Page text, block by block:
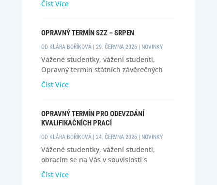
důvodu čerpání dovolené. V případě
na adrese kborik@ff.zcu.cz. S pozdravem
Číst Více
OPRAVNÝ TERMÍN SZZ – SRPEN
OD KLÁRA BOŘÍKOVÁ| 29. ČERVNA 2026| NOVINKY
Vážené studentky, vážení studenti,
Opravný termín státních závěrečných
zkoušek je stanoven na 31. srpna
2026. Podrobnější rozvrh bude zasílán ke
vědomí, otázky zůstávají beze změny. S
pozdravem, Klára Boříková
Číst Více
OPRAVNÝ TERMÍN PRO ODEVZDÁNÍ
KVALIFIKAČNÍCH PRACÍ
OD KLÁRA BOŘÍKOVÁ| 24. ČERVNA 2026| NOVINKY
Vážené studentky, vážení studenti,
obracím se na Vás v souvislosti s
kvalifikačními pracemi. Ti z Vás, kteří na
jaře přistoupili ke státní závěrečné
Číst Více